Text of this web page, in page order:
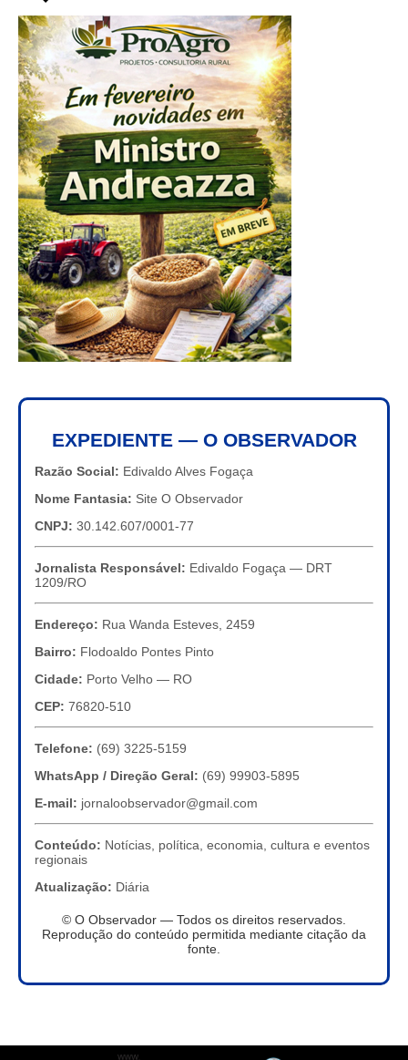
EXPEDIENTE — O OBSERVADOR
Razão Social: Edivaldo Alves Fogaça
Nome Fantasia: Site O Observador
CNPJ: 30.142.607/0001-77
Jornalista Responsável: Edivaldo Fogaça — DRT
1209/RO
Endereço: Rua Wanda Esteves, 2459
Bairro: Flodoaldo Pontes Pinto
Cidade: Porto Velho — RO
CEP: 76820-510
Telefone: (69) 3225-5159
WhatsApp / Direção Geral: (69) 99903-5895
E-mail: jornaloobservador@gmail.com
Conteúdo: Notícias, política, economia, cultura e eventos
regionais
Atualização: Diária
© O Observador — Todos os direitos reservados.
Reprodução do conteúdo permitida mediante citação da
fonte.